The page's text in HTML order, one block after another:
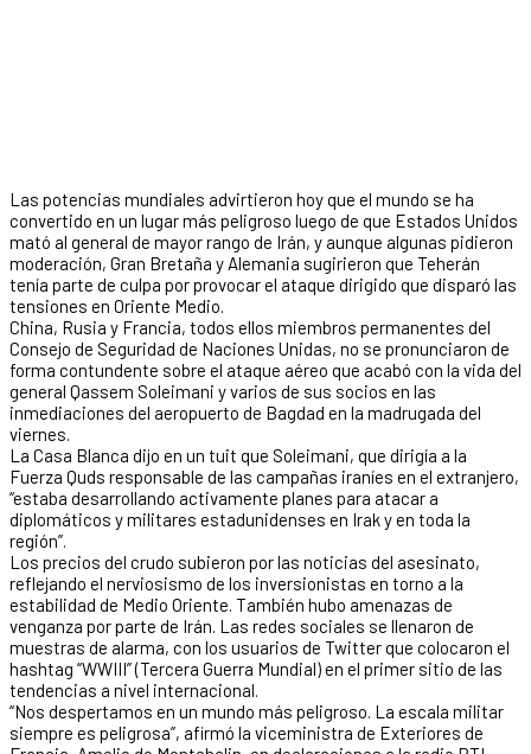
Las potencias mundiales advirtieron hoy que el mundo se ha
convertido en un lugar más peligroso luego de que Estados Unidos
mató al general de mayor rango de Irán, y aunque algunas pidieron
moderación, Gran Bretaña y Alemania sugirieron que Teherán
tenía parte de culpa por provocar el ataque dirigido que disparó las
tensiones en Oriente Medio.
China, Rusia y Francia, todos ellos miembros permanentes del
Consejo de Seguridad de Naciones Unidas, no se pronunciaron de
forma contundente sobre el ataque aéreo que acabó con la vida del
general Qassem Soleimani y varios de sus socios en las
inmediaciones del aeropuerto de Bagdad en la madrugada del
viernes.
La Casa Blanca dijo en un tuit que Soleimani, que dirigía a la
Fuerza Quds responsable de las campañas iraníes en el extranjero,
“estaba desarrollando activamente planes para atacar a
diplomáticos y militares estadunidenses en Irak y en toda la
región”.
Los precios del crudo subieron por las noticias del asesinato,
reflejando el nerviosismo de los inversionistas en torno a la
estabilidad de Medio Oriente. También hubo amenazas de
venganza por parte de Irán. Las redes sociales se llenaron de
muestras de alarma, con los usuarios de Twitter que colocaron el
hashtag “WWIII” (Tercera Guerra Mundial) en el primer sitio de las
tendencias a nivel internacional.
“Nos despertamos en un mundo más peligroso. La escala militar
siempre es peligrosa”, afirmó la viceministra de Exteriores de